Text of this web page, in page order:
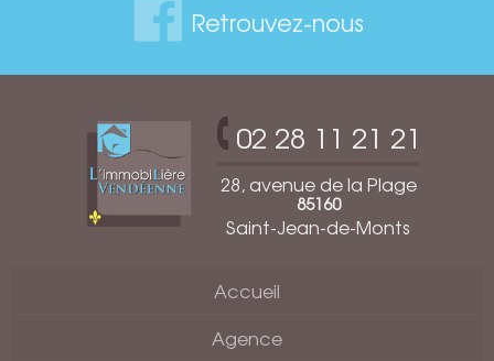
Retrouvez-nous
02 28 11 21 21
28, avenue de la Plage
85160
Saint-Jean-de-Monts
Accueil
Agence